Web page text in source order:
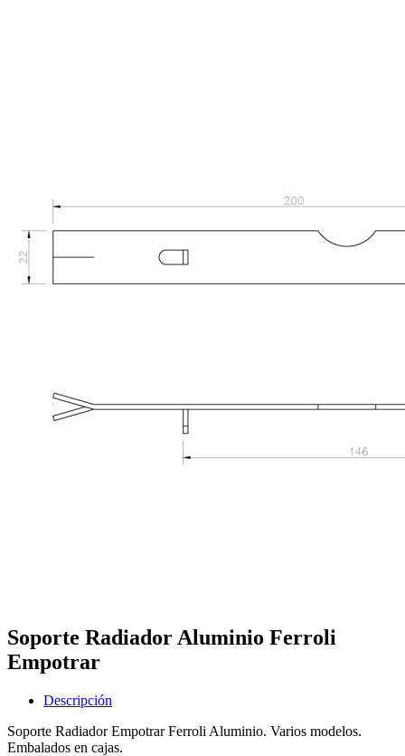
Soporte Radiador Aluminio Ferroli
Empotrar
Descripción
Soporte Radiador Empotrar Ferroli Aluminio. Varios modelos.
Embalados en cajas.